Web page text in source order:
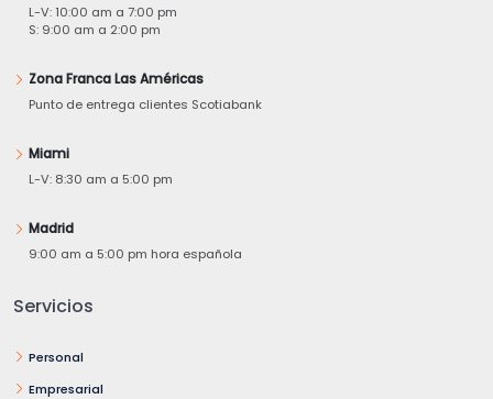
L-V: 10:00 am a 7:00 pm
S: 9:00 am a 2:00 pm
Zona Franca Las Américas
Punto de entrega clientes Scotiabank
Miami
L-V: 8:30 am a 5:00 pm
Madrid
9:00 am a 5:00 pm hora española
Servicios
Personal
Empresarial